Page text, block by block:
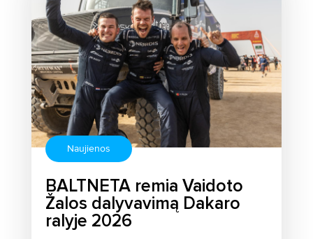
Naujienos
BALTNETA remia Vaidoto
Žalos dalyvavimą Dakaro
ralyje 2026